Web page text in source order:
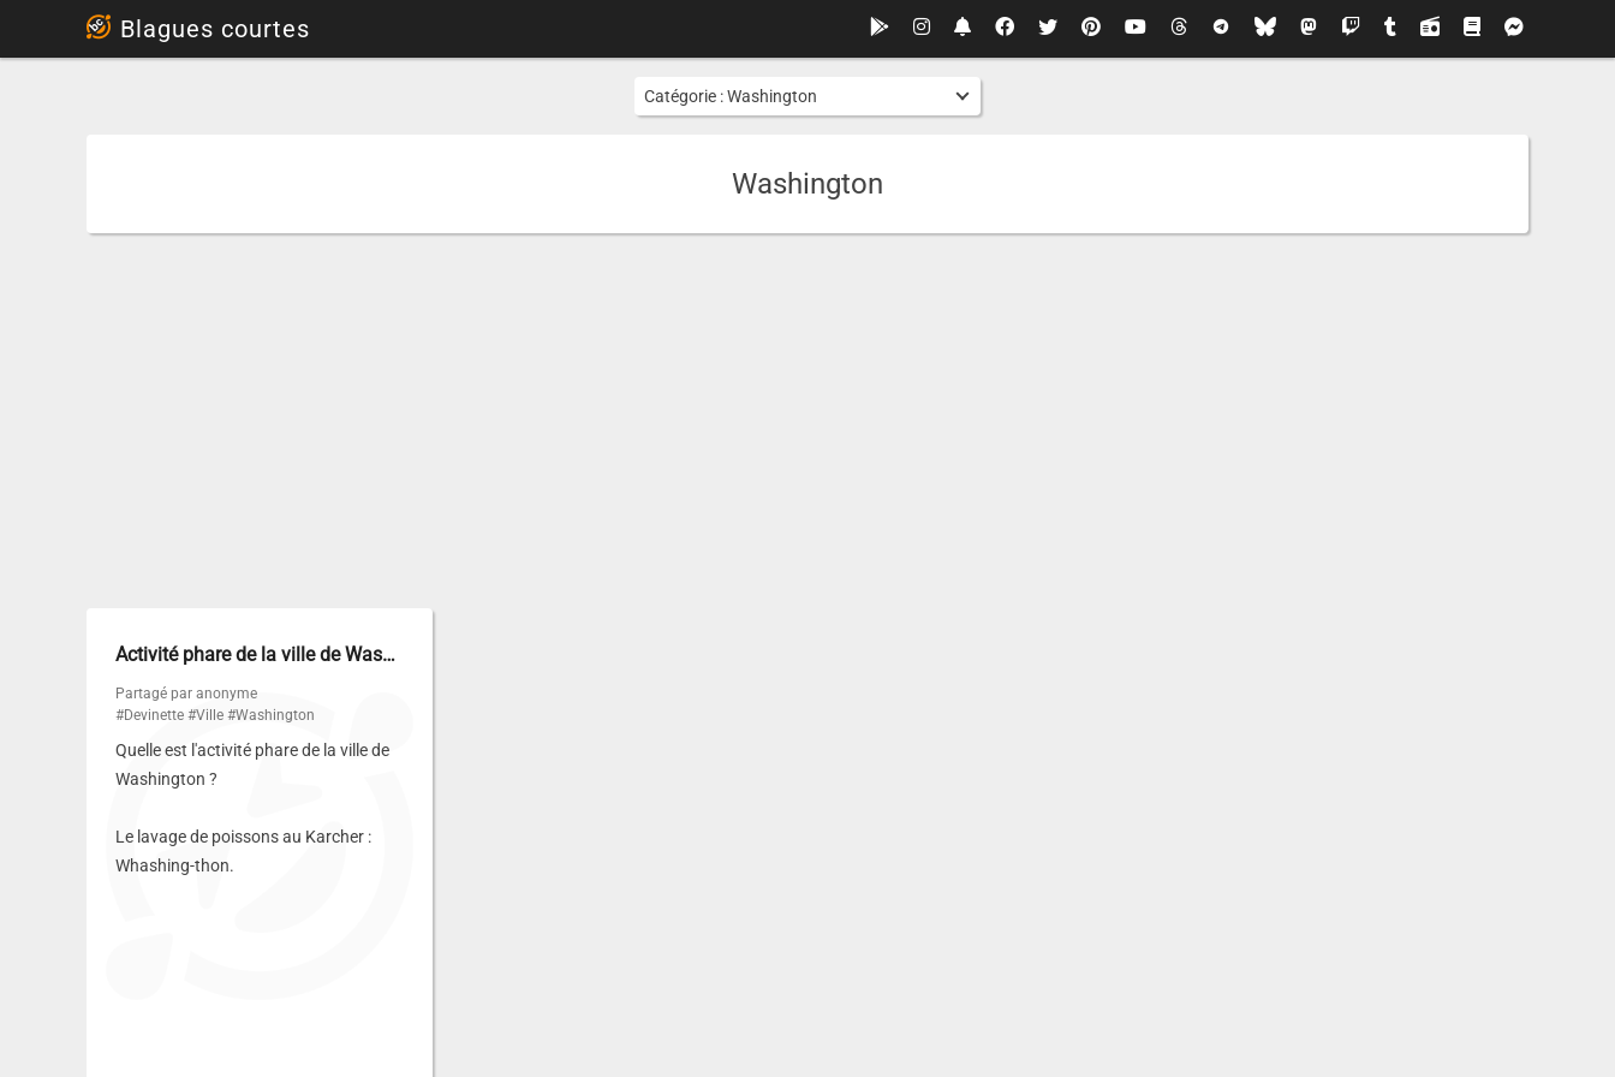
Catégorie :Washington
Washington
Activité phare de la ville de Washington…
Partagé par anonyme
#Devinette #Ville #Washington
Quelle est l'activité phare de la ville de
Washington ?
Le lavage de poissons au Karcher :
Whashing-thon.
Blagues courtes